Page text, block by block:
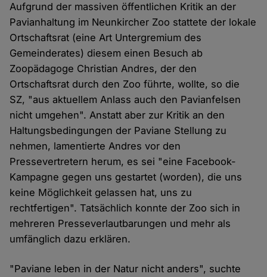
Aufgrund der massiven öffentlichen Kritik an der
Pavianhaltung im Neunkircher Zoo stattete der lokale
Ortschaftsrat (eine Art Untergremium des
Gemeinderates) diesem einen Besuch ab
Zoopädagoge Christian Andres, der den
Ortschaftsrat durch den Zoo führte, wollte, so die
SZ, "aus aktuellem Anlass auch den Pavianfelsen
nicht umgehen". Anstatt aber zur Kritik an den
Haltungsbedingungen der Paviane Stellung zu
nehmen, lamentierte Andres vor den
Pressevertretern herum, es sei "eine Facebook-
Kampagne gegen uns gestartet (worden), die uns
keine Möglichkeit gelassen hat, uns zu
rechtfertigen". Tatsächlich konnte der Zoo sich in
mehreren Presseverlautbarungen und mehr als
umfänglich dazu erklären.
"Paviane leben in der Natur nicht anders", suchte